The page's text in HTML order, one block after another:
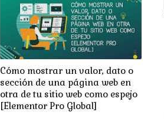
Cómo mostrar un valor, dato o
sección de una página web en
otra de tu sitio web como espejo
[Elementor Pro Global]